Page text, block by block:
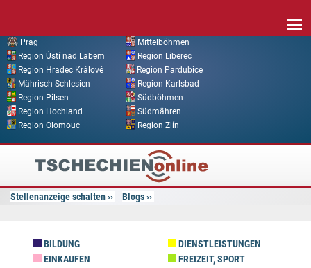
Prag
Mittelböhmen
Region Ústí nad Labem
Region Liberec
Region Hradec Králové
Region Pardubice
Mährisch-Schlesien
Region Karlsbad
Region Pilsen
Südböhmen
Region Hochland
Südmähren
Region Olomouc
Region Zlín
Tschechien
Online
Stellenanzeige schalten Blogs
BILDUNG
DIENSTLEISTUNGEN
EINKAUFEN
FREIZEIT, SPORT